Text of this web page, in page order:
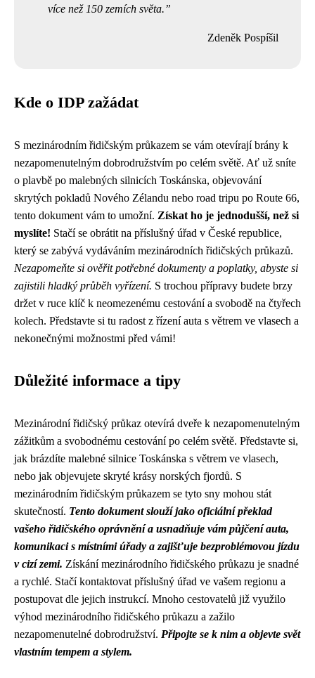
více než 150 zemích světa.
Zdeněk Pospíšil
Kde o IDP zažádat
S mezinárodním řidičským průkazem se vám otevírají brány k
nezapomenutelným dobrodružstvím po celém světě. Ať už sníte
o plavbě po malebných silnicích Toskánska, objevování
skrytých pokladů Nového Zélandu nebo road tripu po Route 66,
tento dokument vám to umožní. Získat ho je jednodušší, než si
myslíte! Stačí se obrátit na příslušný úřad v České republice,
který se zabývá vydáváním mezinárodních řidičských průkazů.
Nezapomeňte si ověřit potřebné dokumenty a poplatky, abyste si
zajistili hladký průběh vyřízení. S trochou přípravy budete brzy
držet v ruce klíč k neomezenému cestování a svobodě na čtyřech
kolech. Představte si tu radost z řízení auta s větrem ve vlasech a
nekonečnými možnostmi před vámi!
Důležité informace a tipy
Mezinárodní řidičský průkaz otevírá dveře k nezapomenutelným
zážitkům a svobodnému cestování po celém světě. Představte si,
jak brázdíte malebné silnice Toskánska s větrem ve vlasech,
nebo jak objevujete skryté krásy norských fjordů. S
mezinárodním řidičským průkazem se tyto sny mohou stát
skutečností. Tento dokument slouží jako oficiální překlad
vašeho řidičského oprávnění a usnadňuje vám půjčení auta,
komunikaci s místními úřady a zajišťuje bezproblémovou jízdu
v cizí zemi. Získání mezinárodního řidičského průkazu je snadné
a rychlé. Stačí kontaktovat příslušný úřad ve vašem regionu a
postupovat dle jejich instrukcí. Mnoho cestovatelů již využilo
výhod mezinárodního řidičského průkazu a zažilo
nezapomenutelné dobrodružství. Připojte se k nim a objevte svět
vlastním tempem a stylem.